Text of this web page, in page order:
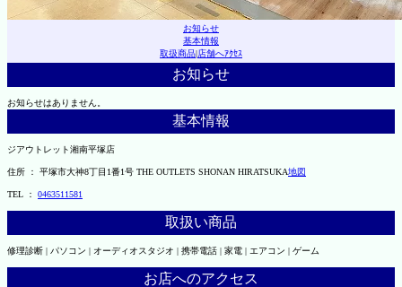
お知らせ
基本情報
取扱商品|店舗へｱｸｾｽ
お知らせ
お知らせはありません。
基本情報
ジアウトレット湘南平塚店
住所 ： 平塚市大神8丁目1番1号 THE OUTLETS SHONAN HIRATSUKA地図
TEL ： 0463511581
取扱い商品
修理診断 | パソコン | オーディオスタジオ | 携帯電話 | 家電 | エアコン | ゲーム
お店へのアクセス